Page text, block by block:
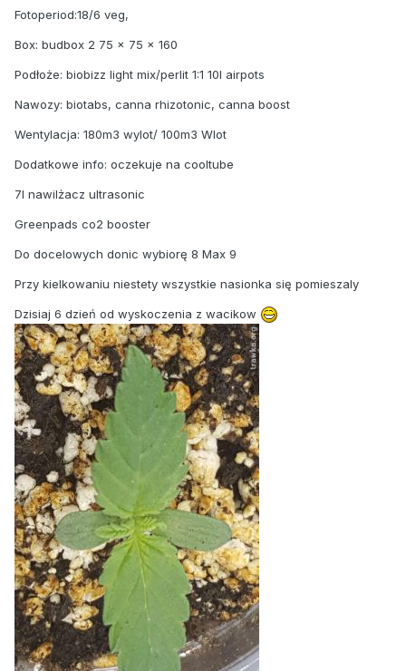
Fotoperiod:18/6 veg,
Box: budbox 2 75 x 75 x 160
Podłoże: biobizz light mix/perlit 1:1 10l airpots
Nawozy: biotabs, canna rhizotonic, canna boost
Wentylacja: 180m3 wylot/ 100m3 Wlot
Dodatkowe info: oczekuje na cooltube
7l nawilżacz ultrasonic
Greenpads co2 booster
Do docelowych donic wybiorę 8 Max 9
Przy kielkowaniu niestety wszystkie nasionka się pomieszaly
Dzisiaj 6 dzień od wyskoczenia z wacikow